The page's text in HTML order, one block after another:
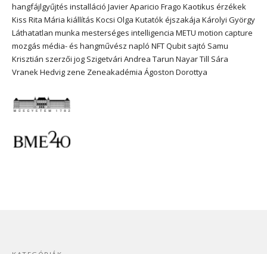
hangfájlgyűjtés installáció Javier Aparicio Frago Kaotikus érzékek
Kiss Rita Mária kiállítás Kocsi Olga Kutatók éjszakája Károlyi György
Láthatatlan munka mesterséges intelligencia METU motion capture
mozgás média- és hangművész napló NFTQubit sajtó Samu
Krisztián szerzői jog Szigetvári Andrea Tarun NayarTill Sára
Vranek Hedvig zene Zeneakadémia Ágoston Dorottya